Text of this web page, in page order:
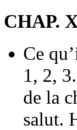
CHAP.
Ce
1, 2,
de la
salut.